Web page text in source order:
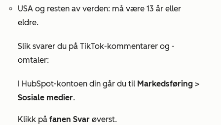
USA og resten av verden: må være 13 år eller
eldre.
Slik svarer du på TikTok-kommentarer og -
omtaler:
I HubSpot-kontoen din går du til Markedsføring >
Sosiale medier.
Klikk på fanen Svar øverst.